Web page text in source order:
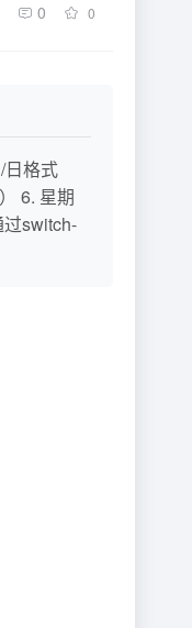
0 0
日格式
6. 星期
switch-